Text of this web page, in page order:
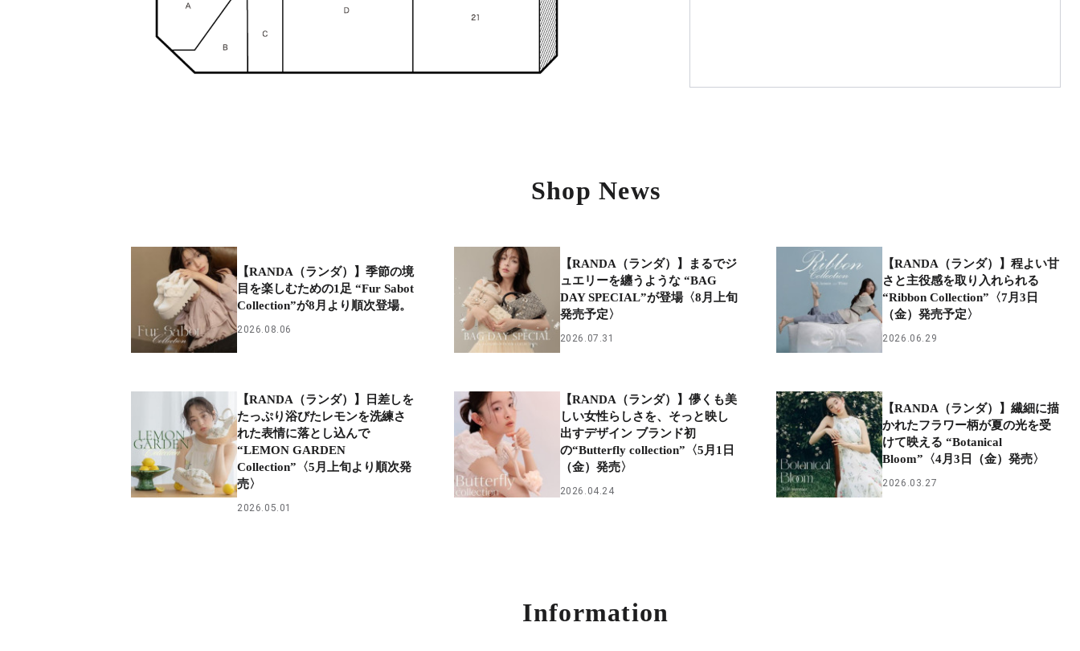
Shop News
【RANDA（ランダ）】季節の境
目を楽しむための1足 “Fur Sabot
Collection”が8月より順次登場。
2026.08.06
【RANDA（ランダ）】まるでジ
ュエリーを纏うような “BAG
DAY SPECIAL”が登場〈8月上旬
発売予定〉
2026.07.31
【RANDA（ランダ）】程よい甘
さと主役感を取り入れられる
“Ribbon Collection”〈7月3日
（金）発売予定〉
2026.06.29
【RANDA（ランダ）】日差しを
たっぷり浴びたレモンを洗練さ
れた表情に落とし込んで
“LEMON GARDEN
Collection”〈5月上旬より順次発
売〉
2026.05.01
【RANDA（ランダ）】儚くも美
しい女性らしさを、そっと映し
出すデザイン ブランド初
の“Butterfly collection”〈5月1日
（金）発売〉
2026.04.24
【RANDA（ランダ）】繊細に描
かれたフラワー柄が夏の光を受
けて映える “Botanical
Bloom”〈4月3日（金）発売〉
2026.03.27
Information